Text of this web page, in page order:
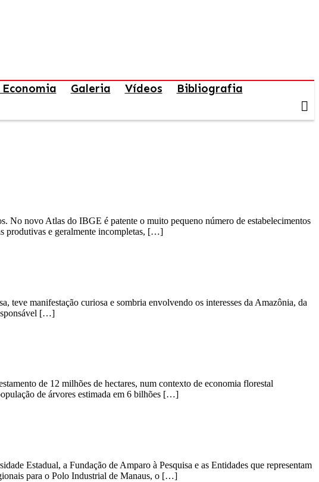
Galeria Vídeos Bibliografia
No novo Atlas do IBGE é patente o muito pequeno número de estabelecimentos
produtivas e geralmente incompletas, […]
teve manifestação curiosa e sombria envolvendo os interesses da Amazônia, da
[…]
de 12 milhões de hectares, num contexto de economia florestal
de árvores estimada em 6 bilhões […]
Estadual, a Fundação de Amparo à Pesquisa e as Entidades que representam
para o Polo Industrial de Manaus, o […]